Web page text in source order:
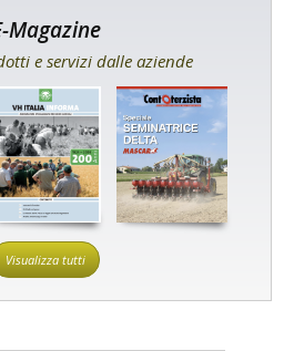
Magazine
e servizi dalle aziende
Visualizza tutti